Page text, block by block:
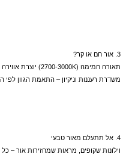
3. אור חם או קר?
משדרת רעננות וניקיון – התאמת הגוון לפי
4. אל תתעלם מאור טבעי
וילונות שקופים, מראות שמחזירות אור –